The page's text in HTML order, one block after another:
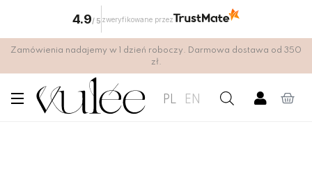
Zamówienia nadajemy w 1 dzień roboczy. Darmowa dostawa od 350
zł.
PL EN
4.9/ 5 zweryfikowane przez